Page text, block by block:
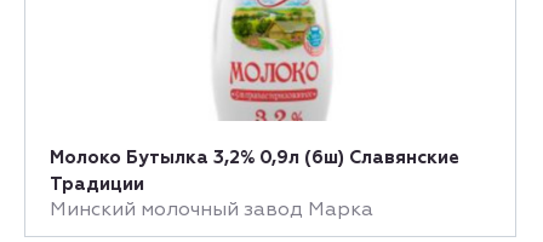
Молоко Бутылка 3,2% 0,9л (6ш) Славянские
Традиции
Минский молочный завод Марка